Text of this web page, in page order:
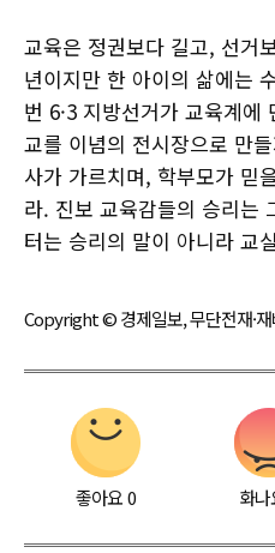
교육은 정권보다 길고, 선거
년이지만 한 아이의 삶에는
번 6·3 지방선거가 교육계
교를 이념의 전시장으로 만
사가 가르치며, 학부모가 믿
라. 진보 교육감들의 승리는
터는 승리의 말이 아니라 교
Copyright © 경제일보, 무단전재·재
좋아요0 화나